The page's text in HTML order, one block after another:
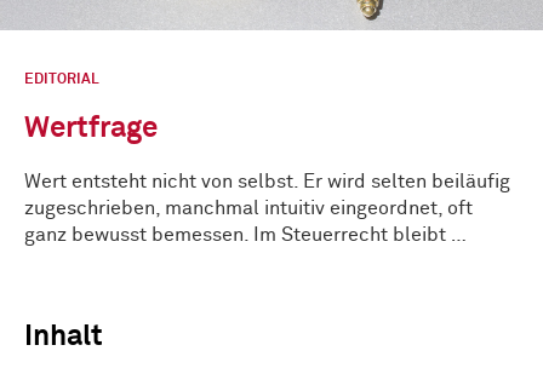
EDITORIAL
Wertfrage
Wert entsteht nicht von selbst. Er wird selten beiläufig
zugeschrieben, manchmal intuitiv eingeordnet, oft
ganz bewusst bemessen. Im Steuerrecht bleibt …
Inhalt